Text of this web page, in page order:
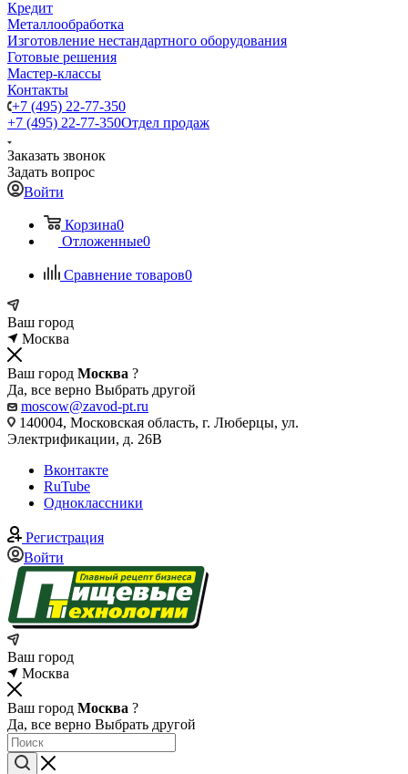
Кредит
Металлообработка
Изготовление нестандартного оборудования
Готовые решения
Мастер-классы
Контакты
+7 (495) 22-77-350
+7 (495) 22-77-350Отдел продаж
Заказать звонок
Задать вопрос
Войти
Корзина0
Отложенные0
Сравнение товаров0
Ваш город
Москва
Ваш город Москва ?
Да, все верно Выбрать другой
moscow@zavod-pt.ru
140004, Московская область, г. Люберцы, ул.
Электрификации, д. 26В
Вконтакте
RuTube
Одноклассники
Регистрация
Войти
Ваш город
Москва
Ваш город Москва ?
Да, все верно Выбрать другой